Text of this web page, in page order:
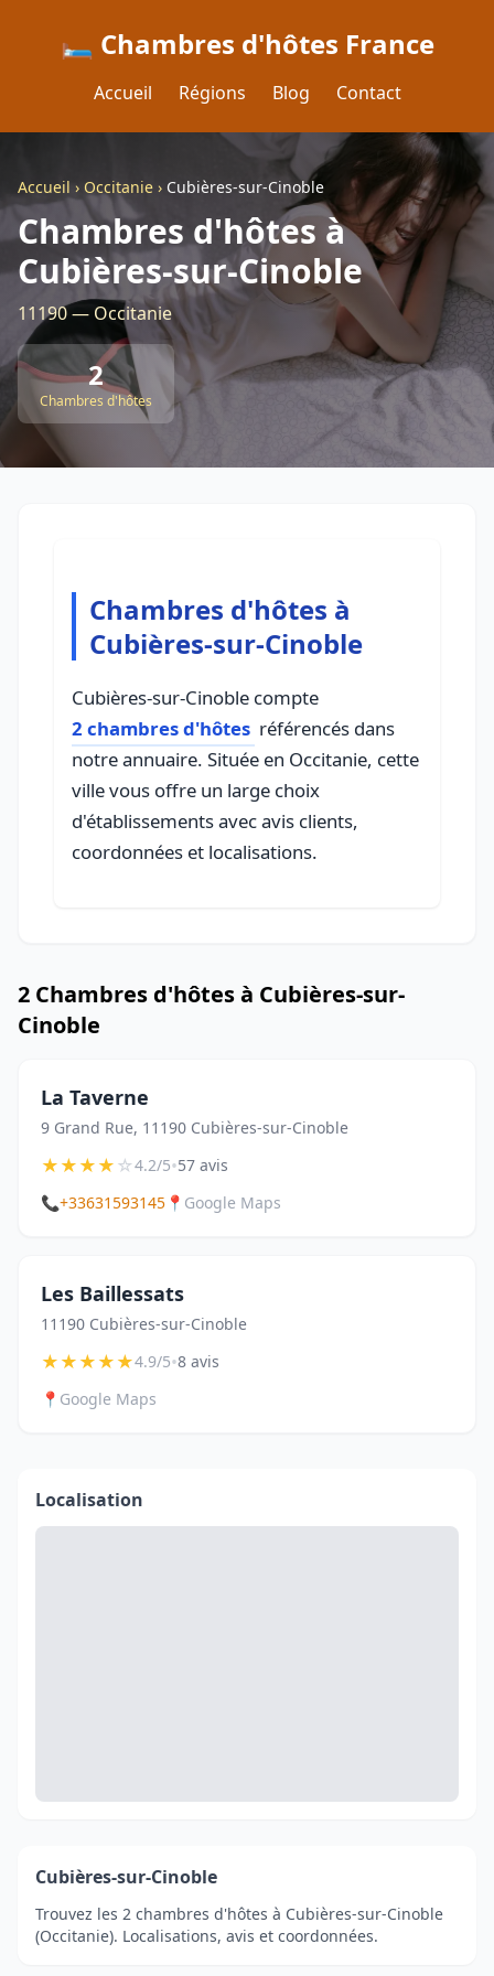
🛏️ Chambres d'hôtes France
Accueil Régions Blog Contact
Accueil › Occitanie › Cubières-sur-Cinoble
Chambres d'hôtes à
Cubières-sur-Cinoble
11190 — Occitanie
2
Chambres d'hôtes
Chambres d'hôtes à
Cubières-sur-Cinoble
Cubières-sur-Cinoble compte
2 chambres d'hôtes référencés dans
notre annuaire. Située en Occitanie, cette
ville vous offre un large choix
d'établissements avec avis clients,
coordonnées et localisations.
2 Chambres d'hôtes à Cubières-sur-
Cinoble
La Taverne
9 Grand Rue, 11190 Cubières-sur-Cinoble
★★★★☆4.2/5•57 avis
📞+33631593145 📍 Google Maps
Les Baillessats
11190 Cubières-sur-Cinoble
★★★★★4.9/5•8 avis
📍 Google Maps
Localisation
Cubières-sur-Cinoble
Trouvez les 2 chambres d'hôtes à Cubières-sur-Cinoble
(Occitanie). Localisations, avis et coordonnées.